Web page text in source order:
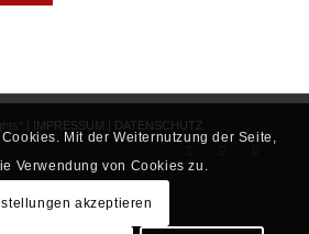
| IMPRESSUM DATENSCHUTZ
Mit der Weiternutzung der Seite,
Verwendung von Cookies zu.
akzeptieren